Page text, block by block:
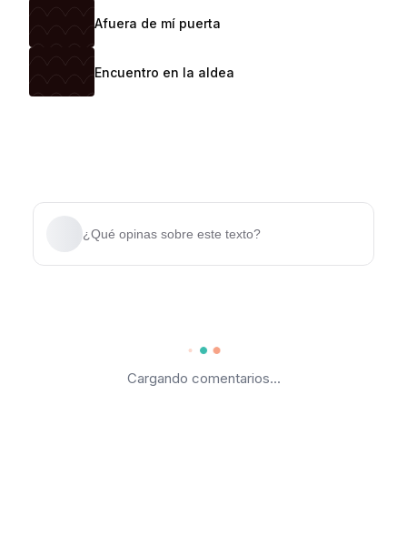
Afuera de mí puerta
Encuentro en la aldea
¿Qué opinas sobre este texto?
Cargando comentarios...